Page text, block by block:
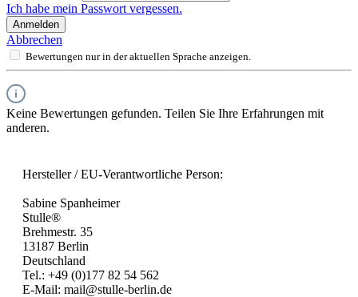
Ich habe mein Passwort vergessen.
Anmelden
Abbrechen
Bewertungen nur in der aktuellen Sprache anzeigen.
Keine Bewertungen gefunden. Teilen Sie Ihre Erfahrungen mit
anderen.
Hersteller / EU-Verantwortliche Person:
Sabine Spanheimer
Stulle®
Brehmestr. 35
13187 Berlin
Deutschland
Tel.: +49 (0)177 82 54 562
E-Mail: mail@stulle-berlin.de